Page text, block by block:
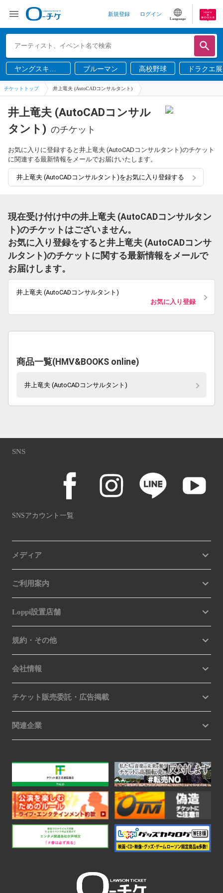
新規登録 ログイン
Language
ヤングスキニ
ー
ブルーマン 高校野球 ドラクエ展
チケットトップ 井上竜夫 (AutoCADコンサルタント)
井上竜夫 (AutoCADコンサル
タント) のチケット
お気に入りに登録すると井上竜夫 (AutoCADコンサルタント)のチケット
に関連する最新情報をメールでお届けいたします。
井上竜夫 (AutoCADコンサルタント)をお気に入り登録する
現在受け付け中の井上竜夫 (AutoCADコンサルタン
ト)のチケットはございません。
お気に入り登録をすると井上竜夫 (AutoCADコンサ
ルタント)のチケットに関する最新情報をメールで
お届けします。
井上竜夫 (AutoCADコンサルタント)
お気に入り登録
商品一覧(HMV&BOOKS online)
井上竜夫 (AutoCADコンサルタント)
SNS
SNSアカウント一覧
メディア
ご利用案内
Loppi設置店舗
規約・その他
会社情報
チケット販売委託・広告掲載
関連企業